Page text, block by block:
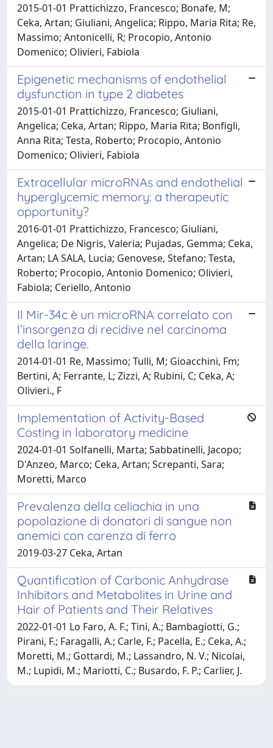
2015-01-01 Prattichizzo, Francesco; Bonafe, M;
Ceka, Artan; Giuliani, Angelica; Rippo, Maria Rita; Re,
Massimo; Antonicelli, R; Procopio, Antonio
Domenico; Olivieri, Fabiola
Epigenetic mechanisms of endothelial
dysfunction in type 2 diabetes
2015-01-01 Prattichizzo, Francesco; Giuliani,
Angelica; Ceka, Artan; Rippo, Maria Rita; Bonfigli,
Anna Rita; Testa, Roberto; Procopio, Antonio
Domenico; Olivieri, Fabiola
Extracellular microRNAs and endothelial
hyperglycemic memory: a therapeutic
opportunity?
2016-01-01 Prattichizzo, Francesco; Giuliani,
Angelica; De Nigris, Valeria; Pujadas, Gemma; Ceka,
Artan; LA SALA, Lucia; Genovese, Stefano; Testa,
Roberto; Procopio, Antonio Domenico; Olivieri,
Fabiola; Ceriello, Antonio
Il Mir-34c è un microRNA correlato con
l’insorgenza di recidive nel carcinoma
della laringe.
2014-01-01 Re, Massimo; Tulli, M; Gioacchini, Fm;
Bertini, A; Ferrante, L; Zizzi, A; Rubini, C; Ceka, A;
Olivieri., F
Implementation of Activity-Based
Costing in laboratory medicine
2024-01-01 Solfanelli, Marta; Sabbatinelli, Jacopo;
D'Anzeo, Marco; Ceka, Artan; Screpanti, Sara;
Moretti, Marco
Prevalenza della celiachia in una
popolazione di donatori di sangue non
anemici con carenza di ferro
2019-03-27 Ceka, Artan
Quantification of Carbonic Anhydrase
Inhibitors and Metabolites in Urine and
Hair of Patients and Their Relatives
2022-01-01 Lo Faro, A. F.; Tini, A.; Bambagiotti, G.;
Pirani, F.; Faragalli, A.; Carle, F.; Pacella, E.; Ceka, A.;
Moretti, M.; Gottardi, M.; Lassandro, N. V.; Nicolai,
M.; Lupidi, M.; Mariotti, C.; Busardo, F. P.; Carlier, J.